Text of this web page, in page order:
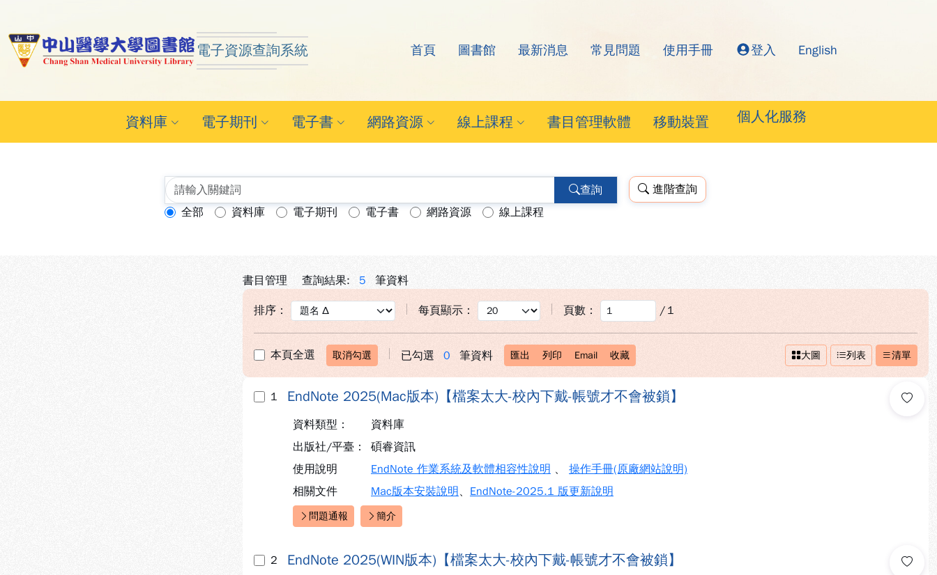
中山醫學大學圖書館 ReSearch Eyes電子資源查詢系統
電子資源查詢系統 首頁 圖書館 最新消息 常見問題 使用手冊 登入 English
資料庫 電子期刊 電子書 網路資源 線上課程 書目管理軟體 移動裝置 個人化服務
查詢 進階查詢
查詢模式：
全部 資料庫 電子期刊 電子書 網路資源 線上課程
書目管理 查詢結果: 5 筆資料
排序： 每頁顯示： 頁數： / 1
本頁全選 取消勾選 已勾選 0 筆資料 匯出 列印 Email 收藏 大圖 列表 清單
1 EndNote 2025(Mac版本)【檔案太大-校內下戴-帳號才不會被鎖】
資料類型：
資料庫
出版社/平臺：
碩睿資訊
使用說明
EndNote 作業系統及軟體相容性說明 、 操作手冊(原廠網站說明)
相關文件
Mac版本安裝說明 、 EndNote-2025.1 版更新說明
快速連結：
問題通報 簡介
2 EndNote 2025(WIN版本)【檔案太大-校內下戴-帳號才不會被鎖】